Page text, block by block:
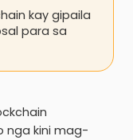
kay gipaila
para sa
nga kini mag-